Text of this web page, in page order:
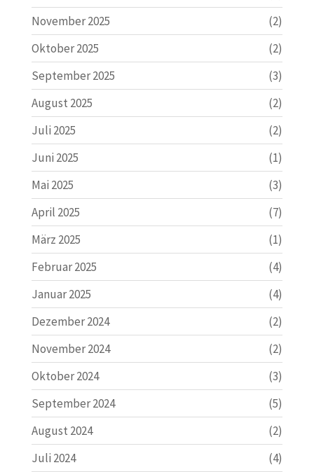
November 2025
(2)
Oktober 2025
(2)
September 2025
(3)
August 2025
(2)
Juli 2025
(2)
Juni 2025
(1)
Mai 2025
(3)
April 2025
(7)
März 2025
(1)
Februar 2025
(4)
Januar 2025
(4)
Dezember 2024
(2)
November 2024
(2)
Oktober 2024
(3)
September 2024
(5)
August 2024
(2)
Juli 2024
(4)